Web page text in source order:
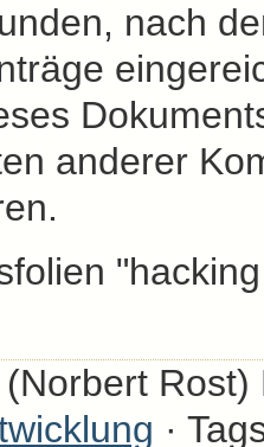
nach
anderer
·